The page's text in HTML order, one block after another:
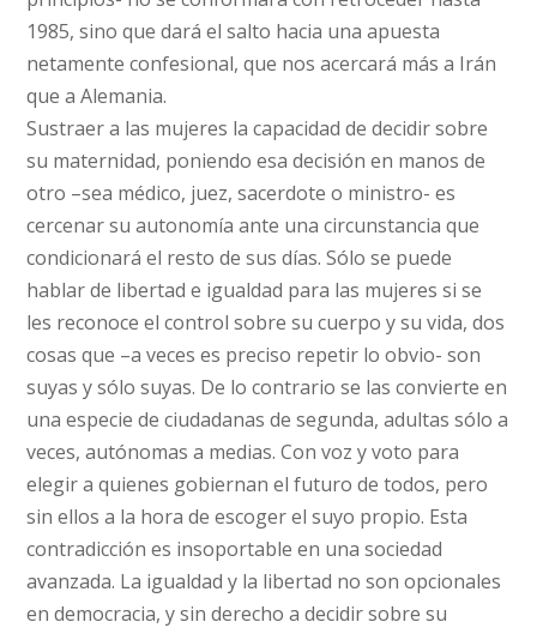
1985, sino que dará el salto hacia una apuesta
netamente confesional, que nos acercará más a Irán
que a Alemania.
Sustraer a las mujeres la capacidad de decidir sobre
su maternidad, poniendo esa decisión en manos de
otro –sea médico, juez, sacerdote o ministro- es
cercenar su autonomía ante una circunstancia que
condicionará el resto de sus días. Sólo se puede
hablar de libertad e igualdad para las mujeres si se
les reconoce el control sobre su cuerpo y su vida, dos
cosas que –a veces es preciso repetir lo obvio- son
suyas y sólo suyas. De lo contrario se las convierte en
una especie de ciudadanas de segunda, adultas sólo a
veces, autónomas a medias. Con voz y voto para
elegir a quienes gobiernan el futuro de todos, pero
sin ellos a la hora de escoger el suyo propio. Esta
contradicción es insoportable en una sociedad
avanzada. La igualdad y la libertad no son opcionales
en democracia, y sin derecho a decidir sobre su